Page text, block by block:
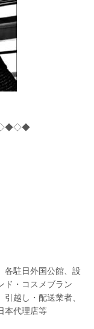
各駐日外国公館、設
ド・コスメブラン
越し・配送業者、
本代理店等